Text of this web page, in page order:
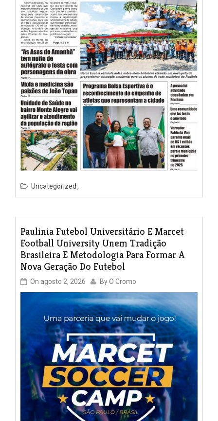
Uncategorized
Paulinia Futebol Universitário E Marcet
Football University Unem Tradição
Brasileira E Metodologia Para Formar A
Nova Geração Do Futebol
On agosto 2, 2026 ByO Cromo